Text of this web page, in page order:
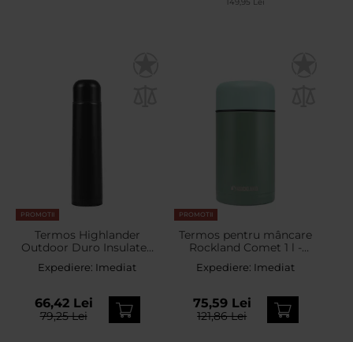
149,95 Lei
PROMOTII
Termos Highlander
Outdoor Duro Insulated
Flask 1 l - Black
Expediere: Imediat
66,42 Lei
79,25 Lei
PROMOTII
Termos pentru mâncare
Rockland Comet 1 l -
Expediere: Imediat
75,59 Lei
121,86 Lei